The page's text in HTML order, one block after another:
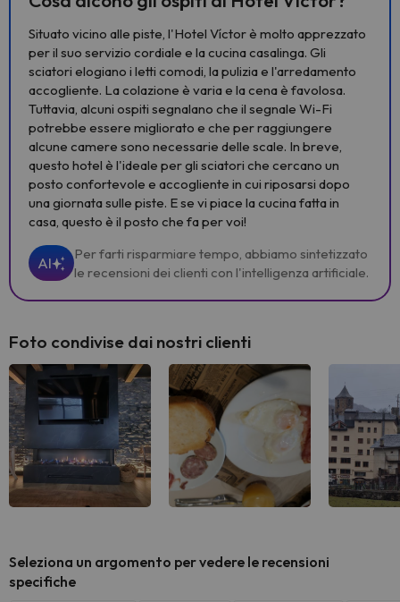
Situato vicino alle piste, l'Hotel Víctor è molto apprezzato
per il suo servizio cordiale e la cucina casalinga. Gli
sciatori elogiano i letti comodi, la pulizia e l'arredamento
accogliente. La colazione è varia e la cena è favolosa.
Tuttavia, alcuni ospiti segnalano che il segnale Wi-Fi
potrebbe essere migliorato e che per raggiungere
alcune camere sono necessarie delle scale. In breve,
questo hotel è l'ideale per gli sciatori che cercano un
posto confortevole e accogliente in cui riposarsi dopo
una giornata sulle piste. E se vi piace la cucina fatta in
casa, questo è il posto che fa per voi!
AI
Per farti risparmiare tempo, abbiamo sintetizzato
le recensioni dei clienti con l'intelligenza artificiale.
Foto condivise dai nostri clienti
Seleziona un argomento per vedere le recensioni
specifiche